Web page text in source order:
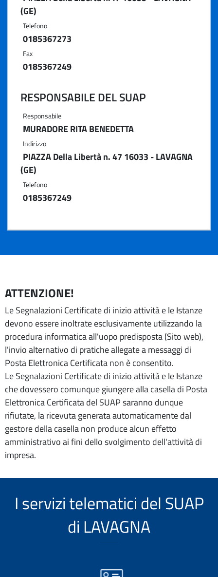
(GE)
Telefono
0185367273
Fax
0185367249
RESPONSABILE DEL SUAP
Responsabile
MURADORE RITA BENEDETTA
Indirizzo
PIAZZA Della Libertà n. 47 16033 - LAVAGNA
(GE)
Telefono
0185367249
ATTENZIONE!
Le Segnalazioni Certificate di inizio attività e le Istanze
devono essere inoltrate esclusivamente utilizzando la
procedura informatica all'uopo predisposta (Sito web),
l'invio alternativo di pratiche allegate a messaggi di
Posta Elettronica Certificata non è consentito.
Le Segnalazioni Certificate di inizio attività e le Istanze
che dovessero comunque giungere alla casella di Posta
Elettronica Certificata del SUAP saranno dunque
rifiutate, la ricevuta generata automaticamente dal
gestore della casella non produce alcun effetto
amministrativo ai fini dello svolgimento dell'attività di
impresa.
I servizi telematici del SUAP
di LAVAGNA